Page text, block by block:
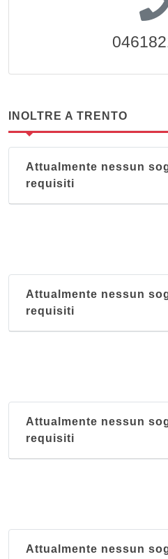
INOLTRE A TRENTO
Attualmente nessun
requisiti
Attualmente nessun
requisiti
Attualmente nessun
requisiti
Attualmente nessun